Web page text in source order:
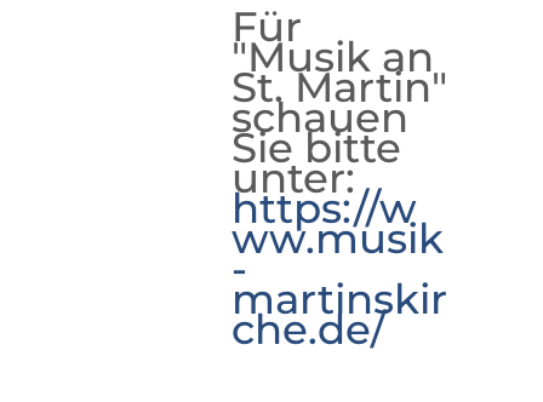
Für
"Musik an
St. Martin"
schauen
Sie bitte
unter:
https://w
ww.musik
-
martinskir
che.de/